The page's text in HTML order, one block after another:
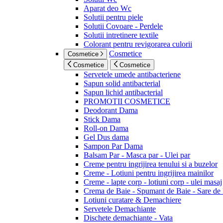
Aparat deo Wc
Solutii pentru piele
Solutii Covoare - Perdele
Solutii intretinere textile
Colorant pentru revigorarea culorii
Cosmetice Cosmetice
Cosmetice Cosmetice
Servetele umede antibacteriene
Sapun solid antibacterial
Sapun lichid antibacterial
PROMOTII COSMETICE
Deodorant Dama
Stick Dama
Roll-on Dama
Gel Dus dama
Sampon Par Dama
Balsam Par - Masca par - Ulei par
Creme pentru ingrijirea tenului si a buzelor
Creme - Lotiuni pentru ingrijirea mainilor
Creme - lapte corp - lotiuni corp - ulei masaj
Crema de Baie - Spumant de Baie - Sare de
Lotiuni curatare & Demachiere
Servetele Demachiante
Dischete demachiante - Vata